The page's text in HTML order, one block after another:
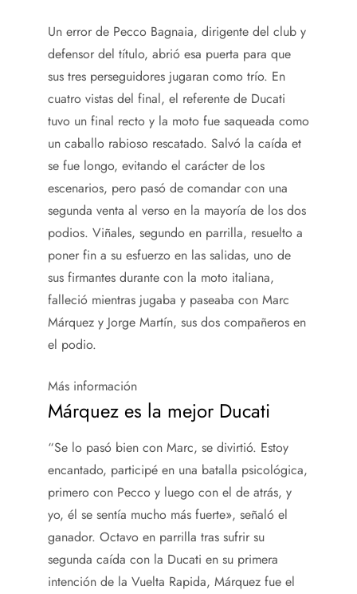
Un error de Pecco Bagnaia, dirigente del club y
defensor del título, abrió esa puerta para que
sus tres perseguidores jugaran como trío. En
cuatro vistas del final, el referente de Ducati
tuvo un final recto y la moto fue saqueada como
un caballo rabioso rescatado. Salvó la caída et
se fue longo, evitando el carácter de los
escenarios, pero pasó de comandar con una
segunda venta al verso en la mayoría de los dos
podios. Viñales, segundo en parrilla, resuelto a
poner fin a su esfuerzo en las salidas, uno de
sus firmantes durante con la moto italiana,
falleció mientras jugaba y paseaba con Marc
Márquez y Jorge Martín, sus dos compañeros en
el podio.
Más información
Márquez es la mejor Ducati
“Se lo pasó bien con Marc, se divirtió. Estoy
encantado, participé en una batalla psicológica,
primero con Pecco y luego con el de atrás, y
yo, él se sentía mucho más fuerte», señaló el
ganador. Octavo en parrilla tras sufrir su
segunda caída con la Ducati en su primera
intención de la Vuelta Rapida, Márquez fue el